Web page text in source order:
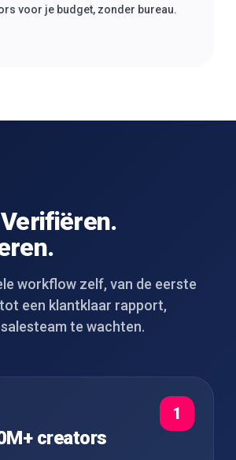
voor je budget, zonder bureau.
workflow zelf, van de eerste
een klantklaar rapport,
te wachten.
1
creators